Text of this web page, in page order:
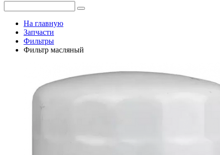
На главную
Запчасти
Фильтры
Фильтр масляный